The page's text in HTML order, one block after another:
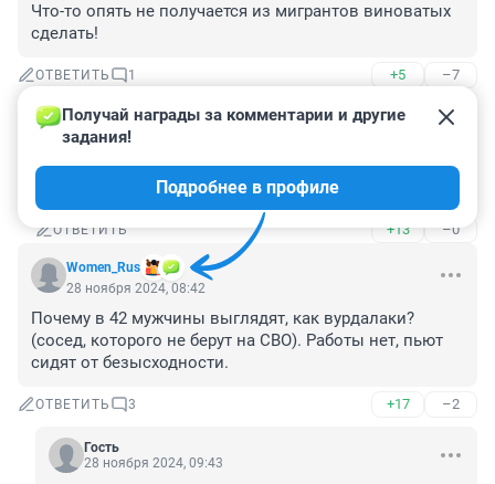
Что-то опять не получается из мигрантов виноватых
сделать!
ОТВЕТИТЬ 1 +5 –7
Гость
28 ноября 2024, 09:05
Мигранты чего там, в нищей деревне забыли? Там
же написано три пути заработка.
ОТВЕТИТЬ +13 –0
Women_Rus
Получай награды за комментарии и другие
задания!
Подробнее в профиле
28 ноября 2024, 08:42
Почему в 42 мужчины выглядят, как вурдалаки?
(сосед, которого не берут на СВО). Работы нет, пьют
сидят от безысходности.
ОТВЕТИТЬ 3 +17 –2
Гость
28 ноября 2024, 09:43